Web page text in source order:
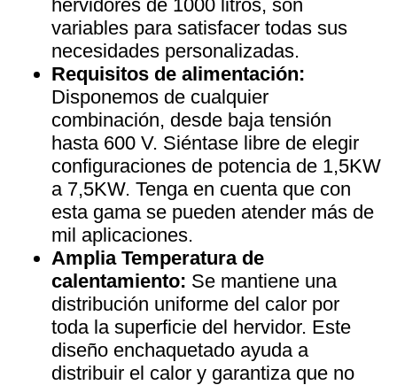
hervidores de 1000 litros, son
variables para satisfacer todas sus
necesidades personalizadas.
Requisitos de alimentación:
Disponemos de cualquier
combinación, desde baja tensión
hasta 600 V. Siéntase libre de elegir
configuraciones de potencia de 1,5KW
a 7,5KW. Tenga en cuenta que con
esta gama se pueden atender más de
mil aplicaciones.
Amplia Temperatura de
calentamiento: Se mantiene una
distribución uniforme del calor por
toda la superficie del hervidor. Este
diseño enchaquetado ayuda a
distribuir el calor y garantiza que no